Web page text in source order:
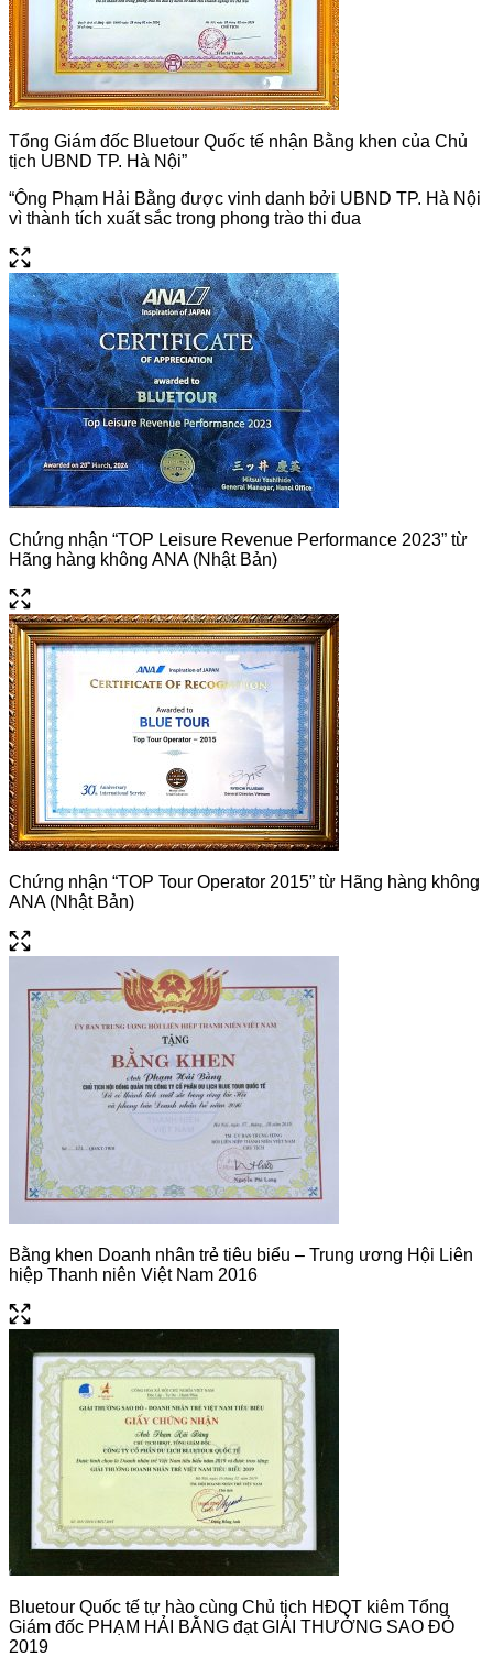
Tổng Giám đốc Bluetour Quốc tế nhận Bằng khen của Chủ
tịch UBND TP. Hà Nội”
“Ông Phạm Hải Bằng được vinh danh bởi UBND TP. Hà Nội
vì thành tích xuất sắc trong phong trào thi đua
Chứng nhận “TOP Leisure Revenue Performance 2023” từ
Hãng hàng không ANA (Nhật Bản)
Chứng nhận “TOP Tour Operator 2015” từ Hãng hàng không
ANA (Nhật Bản)
Bằng khen Doanh nhân trẻ tiêu biểu – Trung ương Hội Liên
hiệp Thanh niên Việt Nam 2016
Bluetour Quốc tế tự hào cùng Chủ tịch HĐQT kiêm Tổng
Giám đốc PHẠM HẢI BẰNG đạt GIẢI THƯỞNG SAO ĐỎ
2019